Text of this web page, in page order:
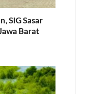
SIG Sasar
Barat